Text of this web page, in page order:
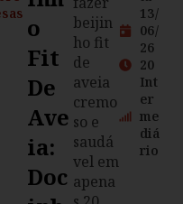
O
Fit
De
Ave
Ia:
Doc
beijin
ho fit
de
aveia
cremo
so e
saudá
vel em
apena
13/
06/
26
20
Int
er
me
diá
rio